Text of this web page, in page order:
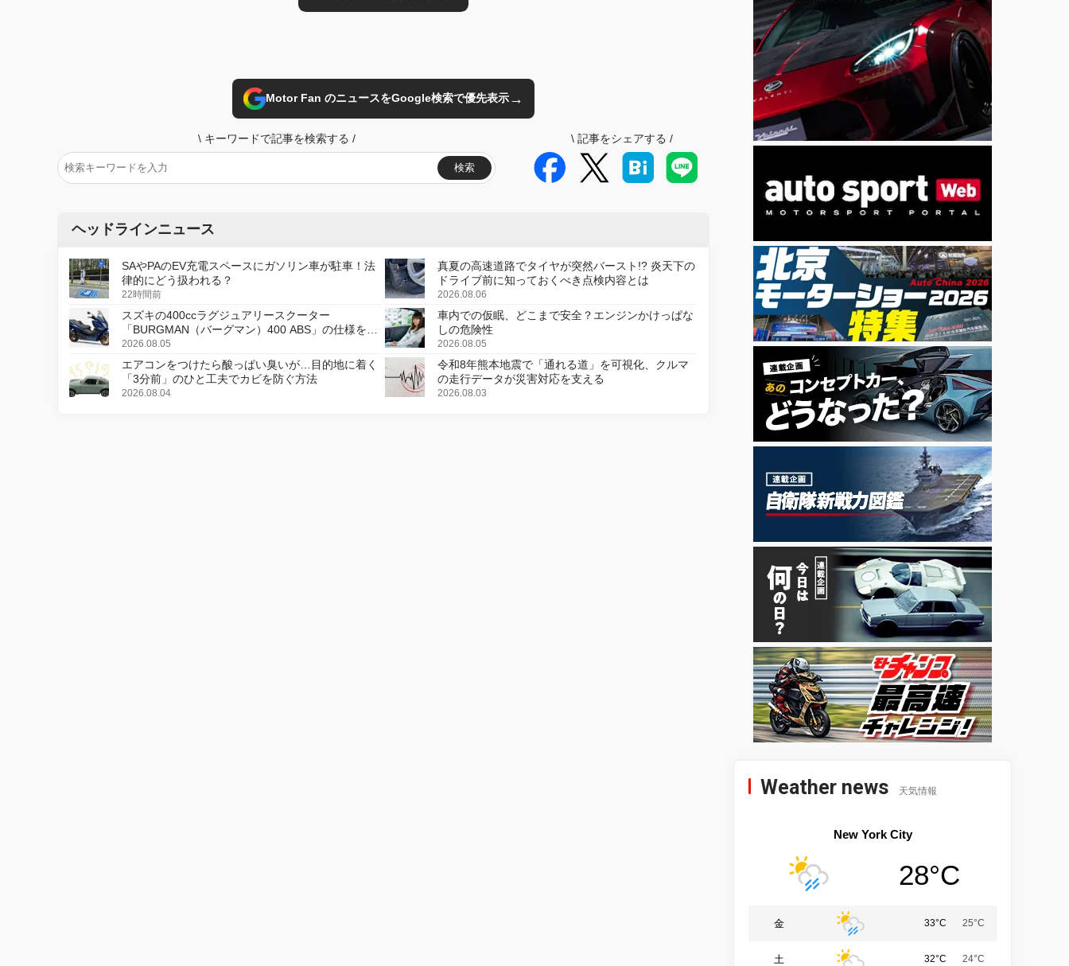
Motor Fan のニュースをGoogle検索で優先表示→
\ キーワードで記事を検索する /
検索
\ 記事をシェアする /
ヘッドラインニュース
SAやPAのEV充電スペースにガソリン車が駐車！法
律的にどう扱われる？
22時間前
真夏の高速道路でタイヤが突然バースト!? 炎天下の
ドライブ前に知っておくべき点検内容とは
2026.08.06
スズキの400ccラグジュアリースクーター
「BURGMAN（バーグマン）400 ABS」の仕様を変
更し、8月18日に発売
2026.08.05
車内での仮眠、どこまで安全？エンジンかけっぱな
しの危険性
2026.08.05
エアコンをつけたら酸っぱい臭いが…目的地に着く
「3分前」のひと工夫でカビを防ぐ方法
2026.08.04
令和8年熊本地震で「通れる道」を可視化、クルマ
の走行データが災害対応を支える
2026.08.03
Weather news 天気情報
New York City
28°C
金 33°C 25°C
土 32°C 24°C